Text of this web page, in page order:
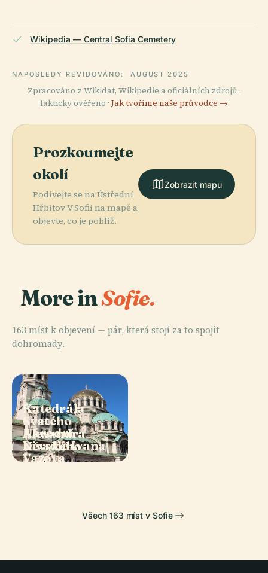
Wikipedia — Central Sofia Cemetery
NAPOSLEDY REVIDOVÁNO: AUGUST 2025
Zpracováno z Wikidat, Wikipedie a oficiálních zdrojů ·
fakticky ověřeno · Jak tvoříme naše průvodce →
Prozkoumejte
okolí
Podívejte se na Ústřední
Hřbitov V Sofii na mapě a
objevte, co je poblíž.
Zobrazit mapu
More inSofie.
163 míst k objevení — pár, která stojí za to spojit
dohromady.
PLACE
Katedrála
Svatého
Alexandra
Něvského
PLACE
Národní
Divadlo Ivana
Vazova
Všech 163 míst v Sofie